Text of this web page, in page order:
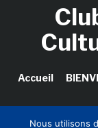
Accueil
Nous utilisons